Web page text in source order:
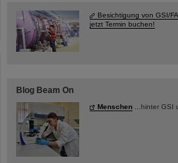
Besichtigung von GSI/
jetzt Termin buchen!
Blog Beam On
Menschen ...hinter GSI